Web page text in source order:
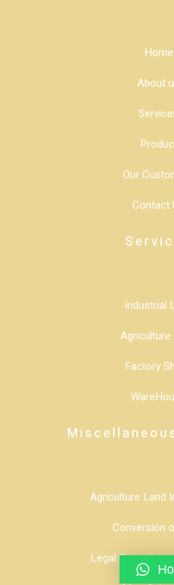
Home
About
Our
Contact
Industrial
Agriculture
Factory
Agriculture Land
Conversion
Legal